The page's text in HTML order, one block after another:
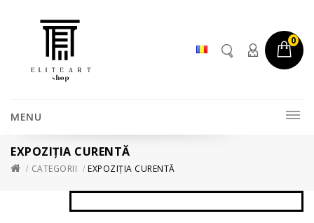
0
MENU
EXPOZIȚIA CURENTĂ
CATEGORII EXPOZIȚIA CURENTĂ